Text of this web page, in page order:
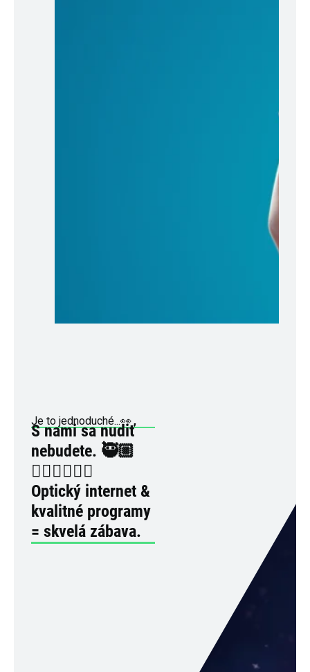
Je to jednoduché...👀
S nami sa nudiť
nebudete. 🥷🏼
🧛🏼‍♂️🧙🏼‍♂️
Optický internet &
kvalitné programy
= skvelá zábava.